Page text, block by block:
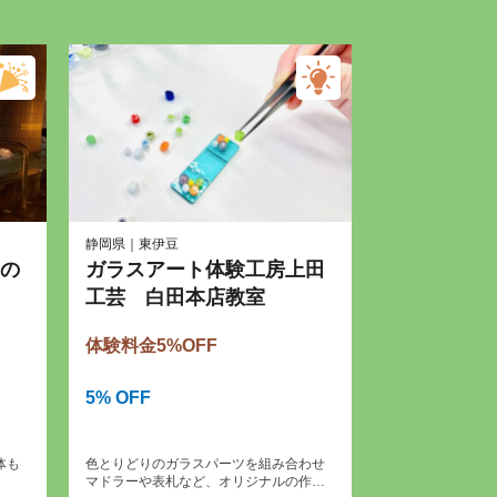
も
静岡県｜東伊豆
ガラスアート体験工房上田
工芸 白田本店教室
体験料金5%OFF
5% OFF
色とりどりのガラスパーツを組み合わせ
マドラーや表札など、オリジナルの作品